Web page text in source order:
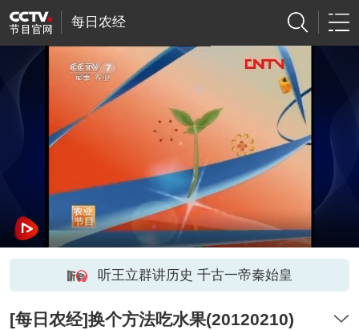
每日农经
听王立群讲历史 千古一帝秦始皇
[每日农经]换个方法吃水果(20120210)